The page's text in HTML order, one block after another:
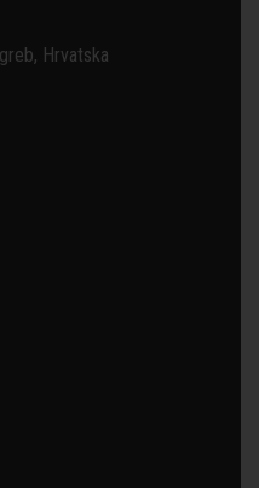
Hrvatska